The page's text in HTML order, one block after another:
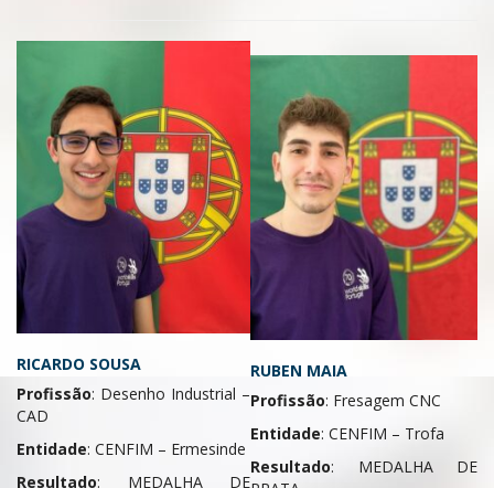
RICARDO SOUSA
Profissão: Desenho Industrial –
CAD
Entidade: CENFIM – Ermesinde
Resultado: MEDALHA DE
RUBEN MAIA
Profissão: Fresagem CNC
Entidade: CENFIM – Trofa
Resultado: MEDALHA DE